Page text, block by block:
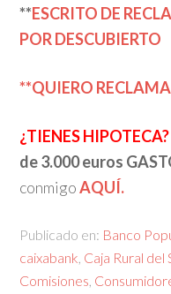
**ESCRITO DE
POR DESCUBIERTO
**QUIERO
¿TIENES HIPOTECA?
de 3.000 euros
conmigoAQUÍ.
Publicado en: Banco
caixabank Caja Rural del
Comisiones